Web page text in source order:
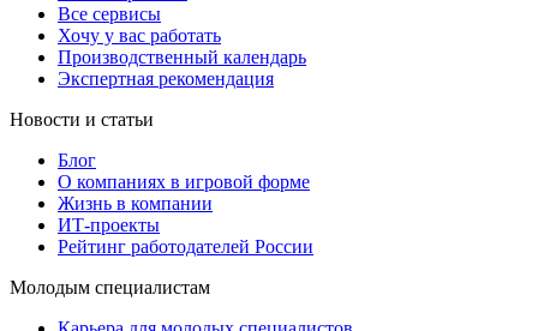
Все сервисы
Хочу у вас работать
Производственный календарь
Экспертная рекомендация
Новости и статьи
Блог
О компаниях в игровой форме
Жизнь в компании
ИТ-проекты
Рейтинг работодателей России
Молодым специалистам